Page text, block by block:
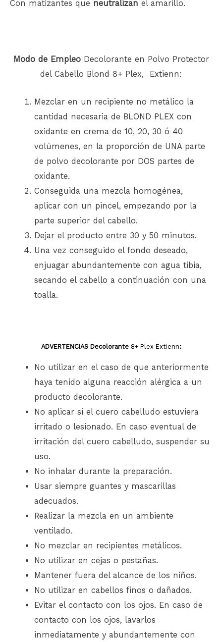
Con matizantes que neutralizan el amarillo.
Modo de EmpleoDecolorante en Polvo Protector
del Cabello Blond 8+ Plex, Extienn:
Mezclar en un recipiente no metálico la
cantidad necesaria de BLOND PLEX con
oxidante en crema de 10, 20, 30 ó 40
volúmenes, en la proporción de UNA parte
de polvo decolorante por DOS partes de
oxidante.
Conseguida una mezcla homogénea,
aplicar con un pincel, empezando por la
parte superior del cabello.
Dejar el producto entre 30 y 50 minutos.
Una vez conseguido el fondo deseado,
enjuagar abundantemente con agua tibia,
secando el cabello a continuación con una
toalla.
ADVERTENCIAS Decolorante 8+ Plex Extienn:
No utilizar en el caso de que anteriormente
haya tenido alguna reacción alérgica a un
producto decolorante.
No aplicar si el cuero cabelludo estuviera
irritado o lesionado. En caso eventual de
irritación del cuero cabelludo, suspender su
uso.
No inhalar durante la preparación.
Usar siempre guantes y mascarillas
adecuados.
Realizar la mezcla en un ambiente
ventilado.
No mezclar en recipientes metálicos.
No utilizar en cejas o pestañas.
Mantener fuera del alcance de los niños.
No utilizar en cabellos finos o dañados.
Evitar el contacto con los ojos. En caso de
contacto con los ojos, lavarlos
inmediatamente y abundantemente con